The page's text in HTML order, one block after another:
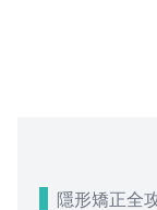
隱形矯正全